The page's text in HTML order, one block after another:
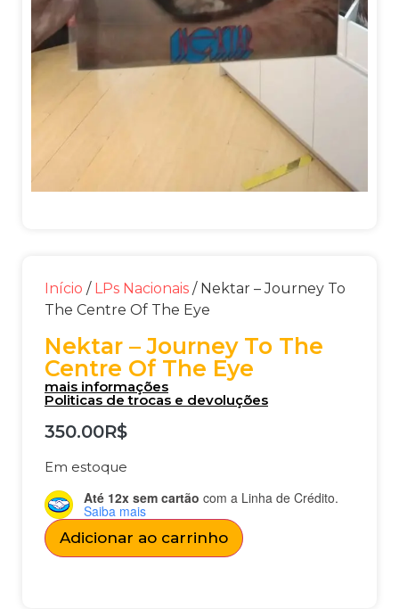
Início / LPs Nacionais / Nektar – Journey To
The Centre Of The Eye
Nektar – Journey To The
Centre Of The Eye
mais informações
Politicas de trocas e devoluções
350.00R$
Em estoque
Até 12x sem cartão com a Linha de Crédito.
Saiba mais
Adicionar ao carrinho